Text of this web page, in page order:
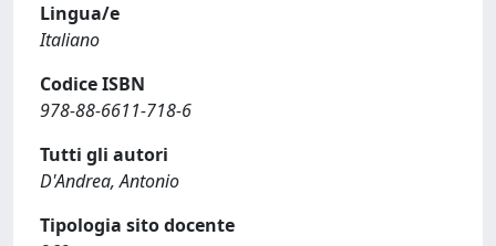
Lingua/e
Italiano
Codice ISBN
978-88-6611-718-6
Tutti gli autori
D'Andrea, Antonio
Tipologia sito docente